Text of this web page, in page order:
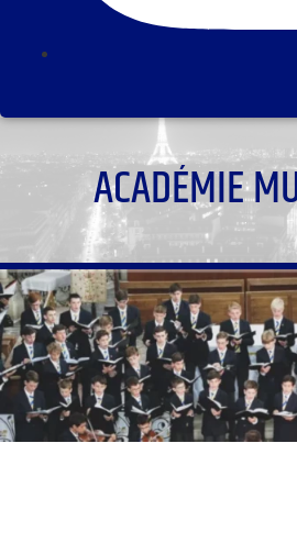
ACADÉMIE